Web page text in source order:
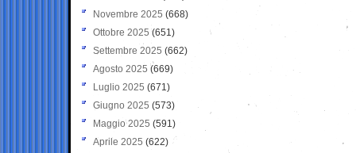
Novembre 2025 (668)
Ottobre 2025 (651)
Settembre 2025 (662)
Agosto 2025 (669)
Luglio 2025 (671)
Giugno 2025 (573)
Maggio 2025 (591)
Aprile 2025 (622)